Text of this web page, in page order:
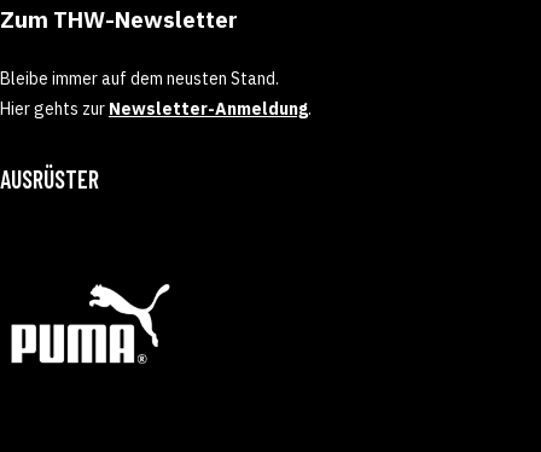
Zum THW-Newsletter
Bleibe immer auf dem neusten Stand.
Hier gehts zur Newsletter-Anmeldung.
AUSRÜSTER